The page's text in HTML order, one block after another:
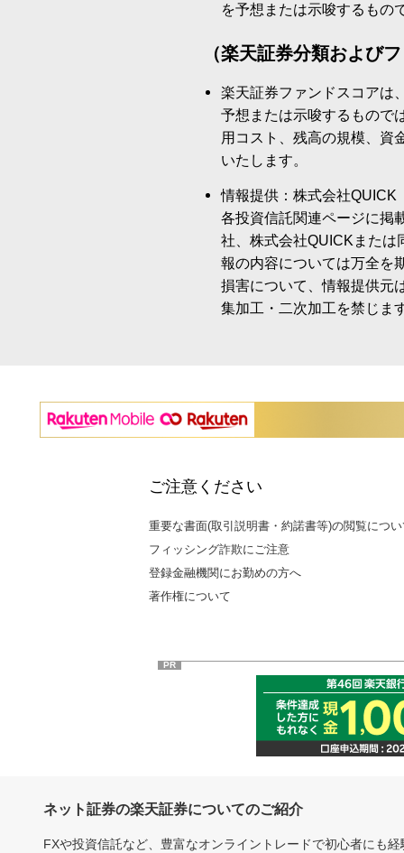
を予想または示唆するもの
（楽天証券分類および
楽天証券ファンドスコアは
予想または示唆するもので
用コスト、残高の規模、資
いたします。
情報提供：株式会社QUICK
各投資信託関連ページに掲
社、株式会社QUICKまたは
報の内容については万全を
損害について、情報提供元
集加工・二次加工を禁じま
ご注意ください
重要な書面(取引説明書・約諾書等)の閲覧につ
フィッシング詐欺にご注意
登録金融機関にお勤めの方へ
著作権について
PR
ネット証券の楽天証券についてのご紹介
FXや投資信託など、豊富なオンライントレードで初心者にも